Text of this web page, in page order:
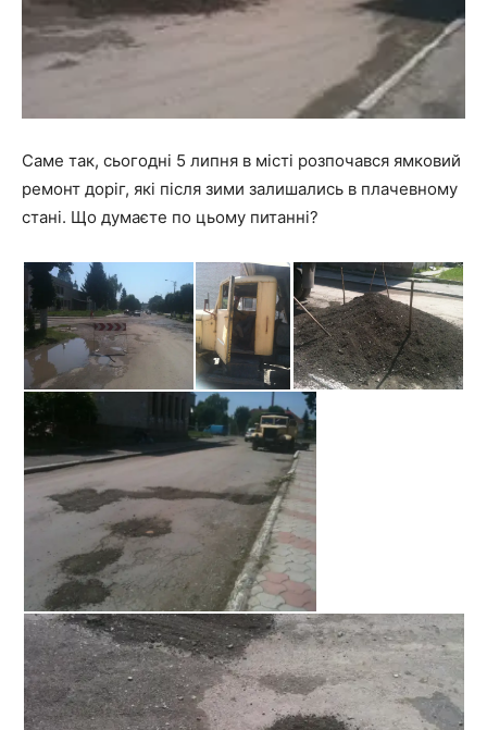
Саме так, сьогодні 5 липня в місті розпочався ямковий
ремонт доріг, які після зими залишались в плачевному
стані. Що думаєте по цьому питанні?